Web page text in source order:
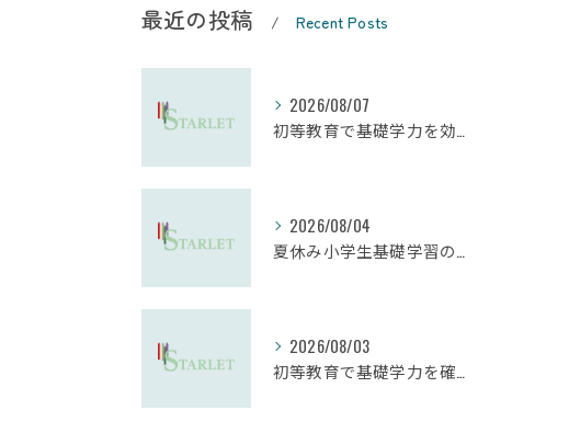
最近の投稿 Recent Posts
2026/08/07
初等教育で基礎学力を効果的に向上させる学習法
2026/08/04
夏休み小学生基礎学習の勉強法とモチベーション維持
2026/08/03
初等教育で基礎学力を確実に定着させる塾の技術